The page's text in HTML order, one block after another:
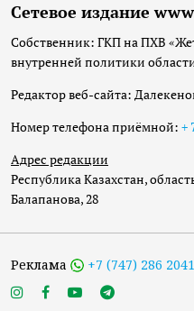
Сетевое издание
Собственник: ГКП на ПХВ
внутренней политики
Редактор веб-сайта:
Номер телефона приёмной: +
Адрес редакции
Республика Казахстан,
Балапанова, 28
Реклама +7 (747) 286 2041